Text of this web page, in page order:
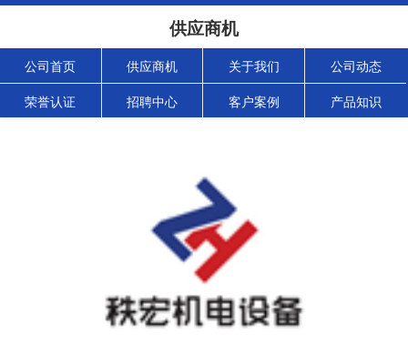
供应商机
公司首页 供应商机 关于我们 公司动态
荣誉认证 招聘中心 客户案例 产品知识